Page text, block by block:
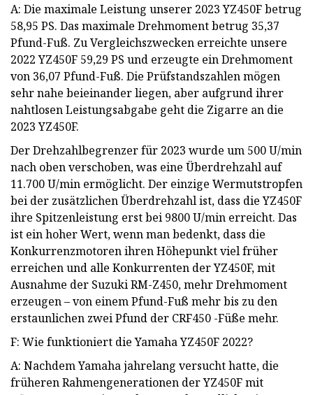
A: Die maximale Leistung unserer 2023 YZ450F betrug
58,95 PS. Das maximale Drehmoment betrug 35,37
Pfund-Fuß. Zu Vergleichszwecken erreichte unsere
2022 YZ450F 59,29 PS und erzeugte ein Drehmoment
von 36,07 Pfund-Fuß. Die Prüfstandszahlen mögen
sehr nahe beieinander liegen, aber aufgrund ihrer
nahtlosen Leistungsabgabe geht die Zigarre an die
2023 YZ450F.
Der Drehzahlbegrenzer für 2023 wurde um 500 U/min
nach oben verschoben, was eine Überdrehzahl auf
11.700 U/min ermöglicht. Der einzige Wermutstropfen
bei der zusätzlichen Überdrehzahl ist, dass die YZ450F
ihre Spitzenleistung erst bei 9800 U/min erreicht. Das
ist ein hoher Wert, wenn man bedenkt, dass die
Konkurrenzmotoren ihren Höhepunkt viel früher
erreichen und alle Konkurrenten der YZ450F, mit
Ausnahme der Suzuki RM-Z450, mehr Drehmoment
erzeugen – von einem Pfund-Fuß mehr bis zu den
erstaunlichen zwei Pfund der CRF450 -Füße mehr.
F: Wie funktioniert die Yamaha YZ450F 2022?
A: Nachdem Yamaha jahrelang versucht hatte, die
früheren Rahmengenerationen der YZ450F mit